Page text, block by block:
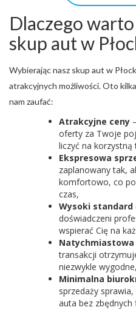
Dlaczego
skup aut w
Wybierając nasz skup aut w
atrakcyjnych możliwości. Oto
nam zaufać:
Atrakcyjne ceny
oferty za Twoje
liczyć na korzystną
Ekspresowa
zaplanowany tak,
komfortowo, co
czas,
Wysoki standard
doświadczeni
wspierać Cię na
Natychmiastowa
transakcji
niezwykle wygodne,
Minimalna
sprzedaży
auta bez zbędnych